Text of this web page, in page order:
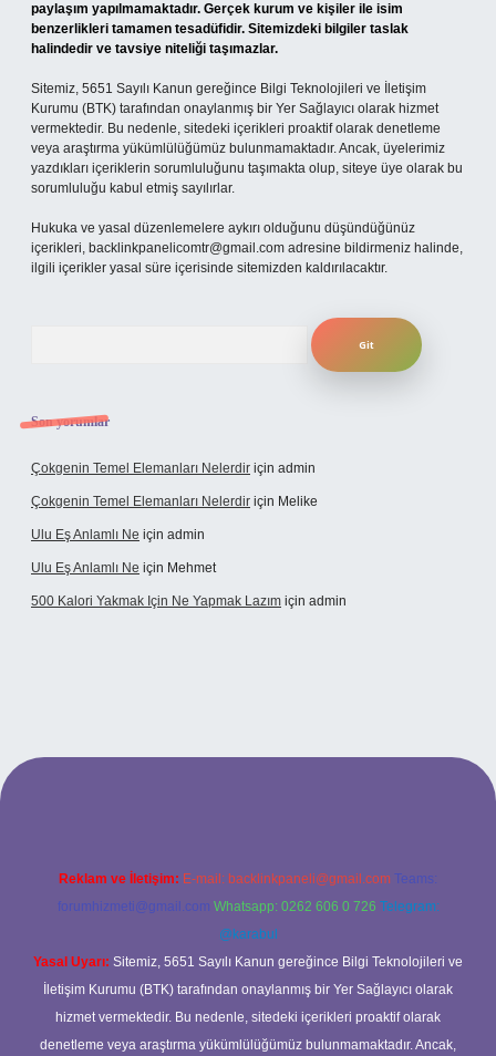
paylaşım yapılmamaktadır. Gerçek kurum ve kişiler ile isim
benzerlikleri tamamen tesadüfidir. Sitemizdeki bilgiler taslak
halindedir ve tavsiye niteliği taşımazlar.
Sitemiz, 5651 Sayılı Kanun gereğince Bilgi Teknolojileri ve İletişim
Kurumu (BTK) tarafından onaylanmış bir Yer Sağlayıcı olarak hizmet
vermektedir. Bu nedenle, sitedeki içerikleri proaktif olarak denetleme
veya araştırma yükümlülüğümüz bulunmamaktadır. Ancak, üyelerimiz
yazdıkları içeriklerin sorumluluğunu taşımakta olup, siteye üye olarak bu
sorumluluğu kabul etmiş sayılırlar.
Hukuka ve yasal düzenlemelere aykırı olduğunu düşündüğünüz
içerikleri, backlinkpanelicomtr@gmail.com adresine bildirmeniz halinde,
ilgili içerikler yasal süre içerisinde sitemizden kaldırılacaktır.
Son yorumlar
Çokgenin Temel Elemanları Nelerdir için admin
Çokgenin Temel Elemanları Nelerdir için Melike
Ulu Eş Anlamlı Ne için admin
Ulu Eş Anlamlı Ne için Mehmet
500 Kalori Yakmak Için Ne Yapmak Lazım için admin
Reklam ve İletişim: E-mail: backlinkpaneli@gmail.com Teams:
forumhizmeti@gmail.com Whatsapp: 0262 606 0 726 Telegram:
@karabul
Yasal Uyarı: Sitemiz, 5651 Sayılı Kanun gereğince Bilgi Teknolojileri ve
İletişim Kurumu (BTK) tarafından onaylanmış bir Yer Sağlayıcı olarak
hizmet vermektedir. Bu nedenle, sitedeki içerikleri proaktif olarak
denetleme veya araştırma yükümlülüğümüz bulunmamaktadır. Ancak,